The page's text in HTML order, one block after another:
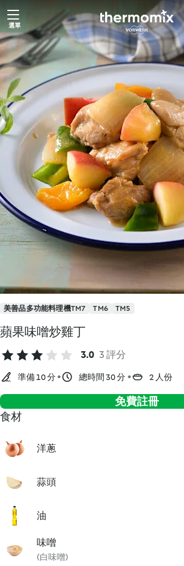
跳
至
主
要
內
容
選單
美善品多功能料理機TM7 TM6 TM5
蘋果味噌炒雞丁
3.0 3 評分
準備 10 分 總時間 30 分 2 人份
免費註冊
食材
洋蔥
蒜頭
油
味噌
(白味噌)